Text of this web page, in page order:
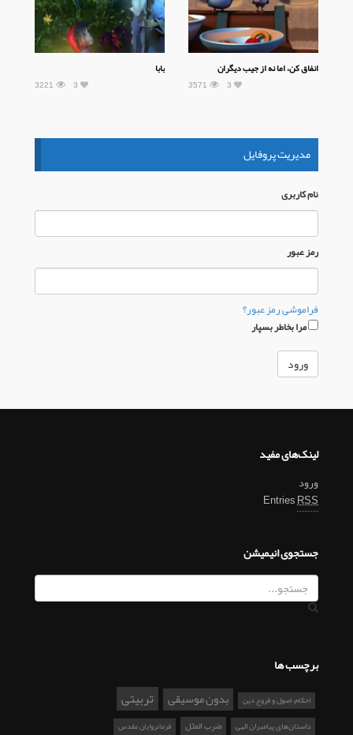
انفاق کن، اما نه از جیب دیگران
3571 3
بابا
3221 3
مدیریت پروفایل
نام كاربری
رمز عبور
فراموشی رمز عبور؟
مرا بخاطر بسپار
لینک‌های مفید
ورود
EntriesRSS
جستجوی انیمیشن
برچسب ها
احکام، اصول و فروع دین بدون موسیقی تربیتی
داستان‌های پیامبران الهی ضرب المثل فرمانروایان مقدس